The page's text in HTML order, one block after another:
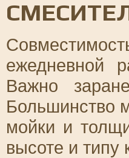
ежедневной
Важно
Большинство
мойки и
высоте и типу